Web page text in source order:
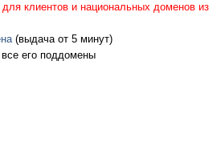
клиентов и национальных доменов из
(выдача от 5 минут)
его поддомены